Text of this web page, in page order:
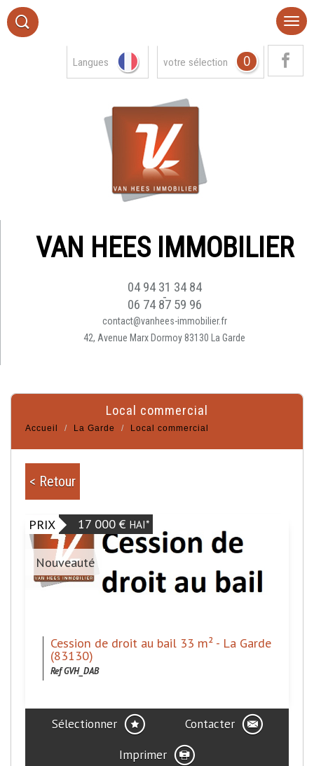
Langues votre sélection 0
VAN HEES IMMOBILIER
04 94 31 34 84
-
06 74 87 59 96
contact@vanhees-immobilier.fr
42, Avenue Marx Dormoy 83130 La Garde
local commercial
Accueil La Garde Local commercial
< Retour
PRIX 17 000 € HAI*
Nouveauté
Cession de droit au bail 33 m² - La Garde
(83130)
Ref GVH_DAB
Sélectionner
Contacter
Imprimer